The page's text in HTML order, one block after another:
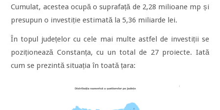
Cumulat, acestea ocupă o suprafață de 2,28 milioane mp și
presupun o investiție estimată la 5,36 miliarde lei.
În topul județelor cu cele mai multe astfel de investiții se
poziționează Constanța, cu un total de 27 proiecte. Iată
cum se prezintă situația în toată țara: